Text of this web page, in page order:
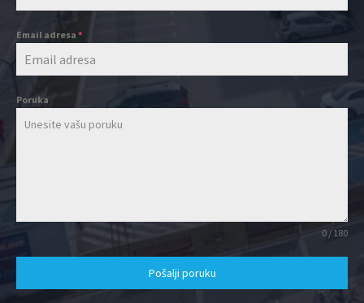
Email adresa *
Poruka
0 / 180
Pošalji poruku